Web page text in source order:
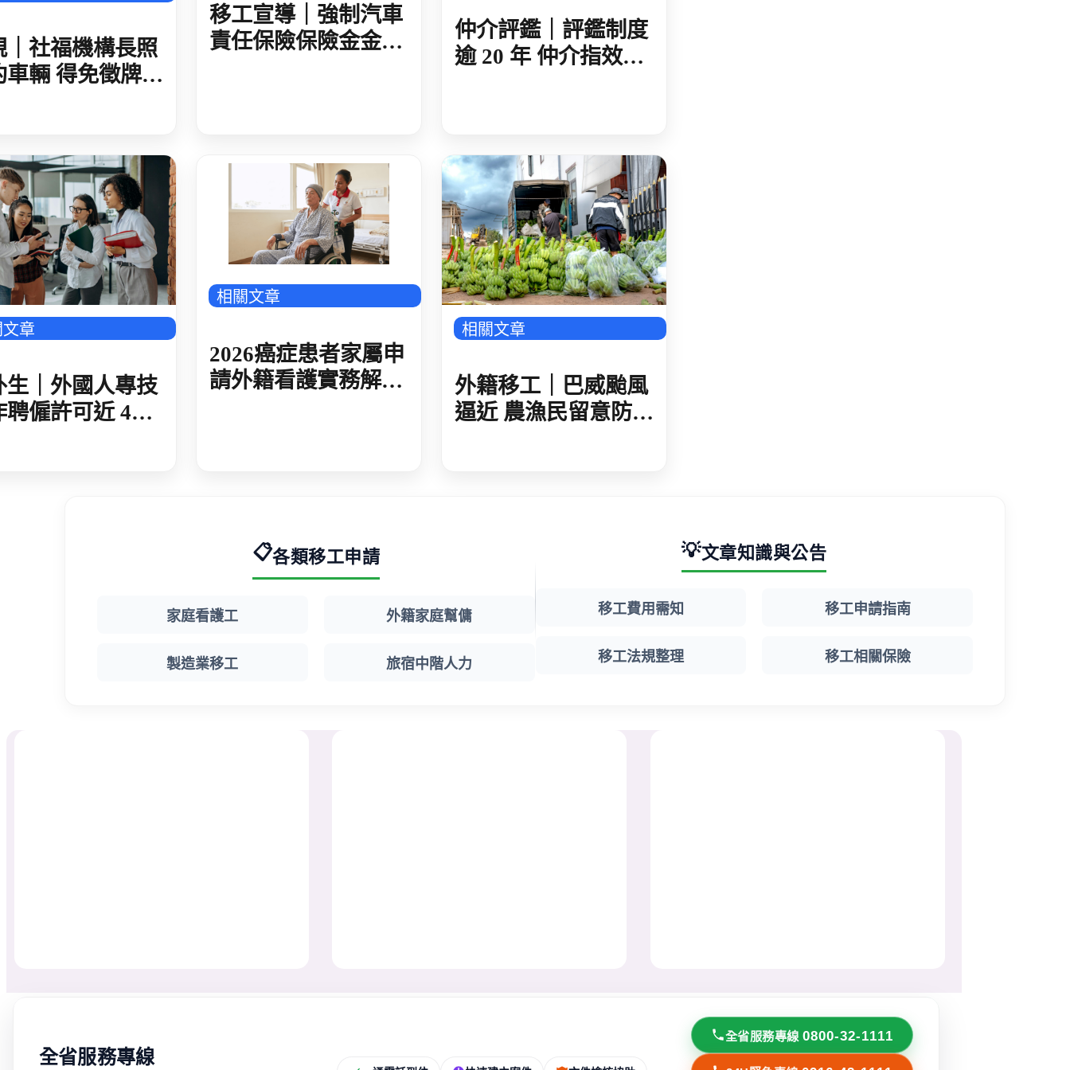
｜社福機構長照
車輛 得免徵牌照
移工宣導｜強制汽車
責任保險保險金金額
仲介評鑑｜評鑑制度
逾 20 年 仲介指效益
章
生｜外國人專技
聘僱許可近 4
相關文章
2026癌症患者家屬申
請外籍看護實務解
相關文章
外籍移工｜巴威颱風
逼近 農漁民留意防災
📋各類移工申請
家庭看護工 外籍家庭幫傭
製造業移工 旅宿中階人力
💡文章知識與公告
移工費用需知 移工申請指南
移工法規整理 移工相關保險
全省服務專線
全省服務專線 0800-32-1111